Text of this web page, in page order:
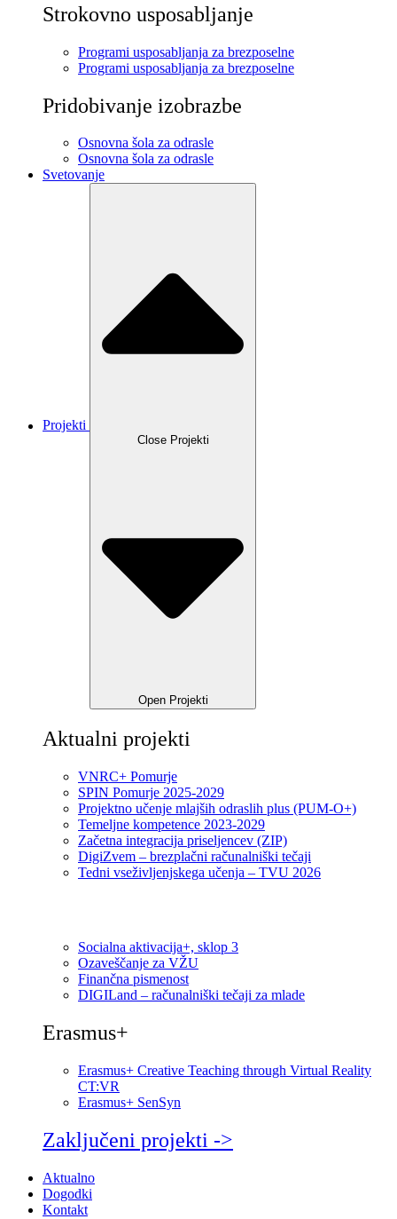
Strokovno usposabljanje
Programi usposabljanja za brezposelne
Programi usposabljanja za brezposelne
Pridobivanje izobrazbe
Osnovna šola za odrasle
Osnovna šola za odrasle
Svetovanje
Projekti
Close Projekti
Open Projekti
Aktualni projekti
VNRC+ Pomurje
SPIN Pomurje 2025-2029
Projektno učenje mlajših odraslih plus (PUM-O+)
Temeljne kompetence 2023-2029
Začetna integracija priseljencev (ZIP)
DigiZvem – brezplačni računalniški tečaji
Tedni vseživljenjskega učenja – TVU 2026
Socialna aktivacija+, sklop 3
Ozaveščanje za VŽU
Finančna pismenost
DIGILand – računalniški tečaji za mlade
Erasmus+
Erasmus+ Creative Teaching through Virtual Reality
CT:VR
Erasmus+ SenSyn
Zaključeni projekti ->
Aktualno
Dogodki
Kontakt